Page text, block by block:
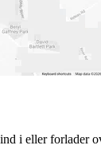
i eller forlader